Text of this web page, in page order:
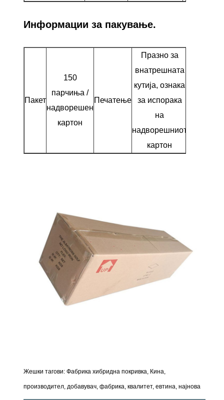
Информации за пакување.
Пакет
150
парчиња /
надворешен
картон
Печатење
Празно за
внатрешната
кутија, ознака
за испорака
на
надворешниот
картон
Жешки тагови: Фабрика хибридна покривка, Кина,
производител, добавувач, фабрика, квалитет, евтина, најнова